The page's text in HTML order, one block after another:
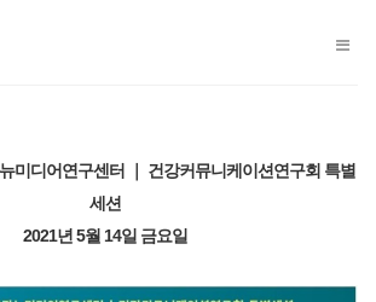
미디어연구센터 ｜ 건강커뮤니케이션연구회 특별
세션
2021년 5월 14일 금요일